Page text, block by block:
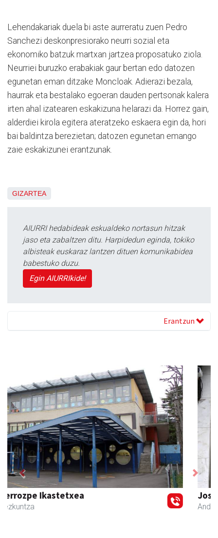
Lehendakariak duela bi aste aurreratu zuen Pedro
Sanchezi deskonpresiorako neurri sozial eta
ekonomiko batzuk martxan jartzea proposatuko ziola.
Neurriei buruzko erabakiak gaur bertan edo datozen
egunetan eman ditzake Moncloak. Adierazi bezala,
haurrak eta bestalako egoeran dauden pertsonak kalera
irten ahal izatearen eskakizuna helarazi da. Horrez gain,
alderdiei kirola egitera ateratzeko eskaera egin da, hori
bai baldintza berezietan; datozen egunetan emango
zaie eskakizunei erantzunak.
GIZARTEA
AIURRI hedabideak eskualdeko nortasun hitzak
jaso eta zabaltzen ditu. Harpidedun eginda, tokiko
albisteak euskaraz lantzen dituen komunikabidea
babestuko duzu.
Egin AIURRIkide!
Erantzun
Joseba altzariak
Andoain
Previous Next